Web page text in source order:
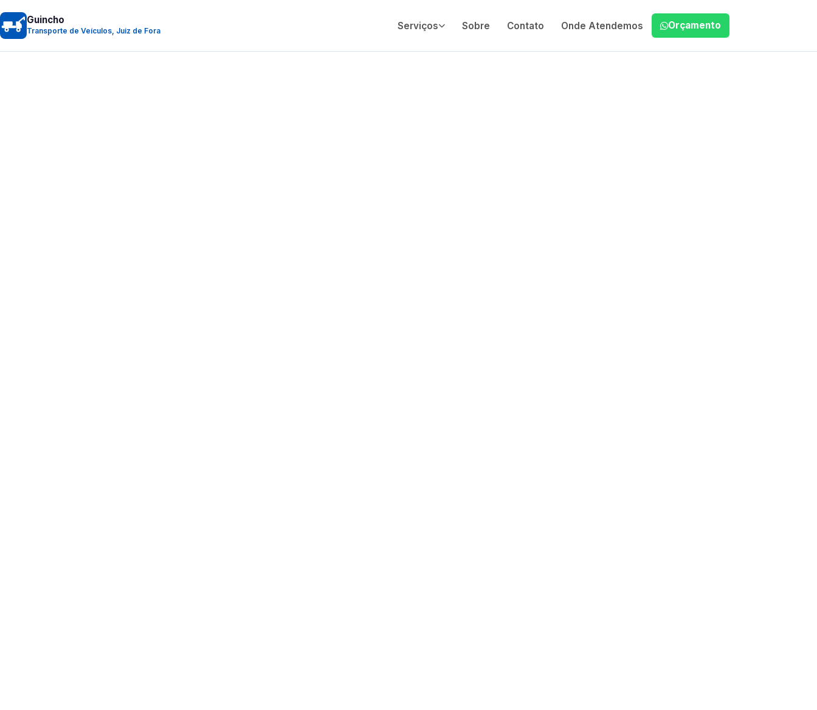
Guincho
Transporte de Veículos, Juiz de Fora Serviços Sobre Contato Onde Atendemos Orçamento